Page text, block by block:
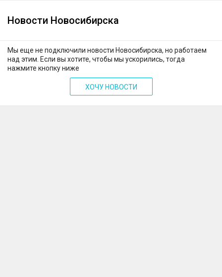
Новости Новосибирска
Мы еще не подключили новости Новосибирска, но работаем
над этим. Если вы хотите, чтобы мы ускорились, тогда
нажмите кнопку ниже
ХОЧУ НОВОСТИ